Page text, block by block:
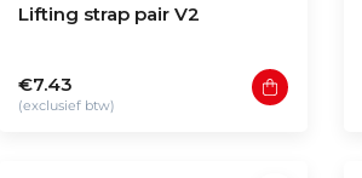
Lifting strap pair V2
€7.43
(exclusief btw)